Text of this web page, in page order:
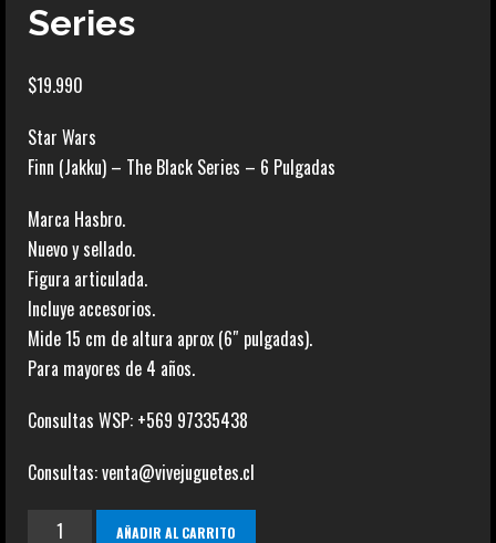
Series
$19.990
Star Wars
Finn (Jakku) – The Black Series – 6 Pulgadas
Marca Hasbro.
Nuevo y sellado.
Figura articulada.
Incluye accesorios.
Mide 15 cm de altura aprox (6″ pulgadas).
Para mayores de 4 años.
Consultas WSP: +569 97335438
Consultas: venta@vivejuguetes.cl
AÑADIR AL CARRITO